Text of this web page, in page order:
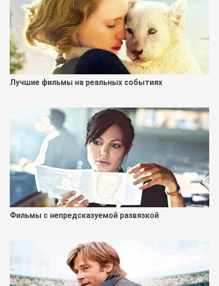
Лучшие фильмы на реальных событиях
Фильмы с непредсказуемой развязкой